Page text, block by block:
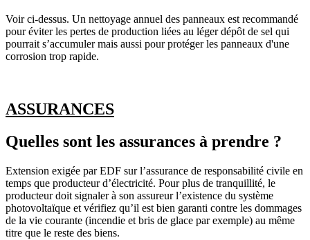
Voir ci-dessus. Un nettoyage annuel des panneaux est recommandé
pour éviter les pertes de production liées au léger dépôt de sel qui
pourrait s’accumuler mais aussi pour protéger les panneaux d'une
corrosion trop rapide.
ASSURANCES
Quelles sont les assurances à prendre ?
Extension exigée par EDF sur l’assurance de responsabilité civile en
temps que producteur d’électricité. Pour plus de tranquillité, le
producteur doit signaler à son assureur l’existence du système
photovoltaïque et vérifiez qu’il est bien garanti contre les dommages
de la vie courante (incendie et bris de glace par exemple) au même
titre que le reste des biens.